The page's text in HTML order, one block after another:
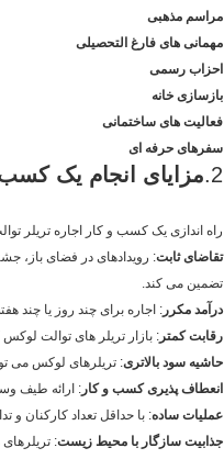
مراسم مذهبی
مهمانی های فارغ التحصیلی
احزاب رسمی
بازسازی خانه
فعالیت های ساختمانی
سفرهای حرفه ای
2. مزایای انجام یک کسب
راه اندازی یک کسب و کار اجاره تریلر
تقاضای ثابت: رویدادهای در فضای باز،
تضمین می کند.
درآمد مکرر : اجاره برای چند روز یا چند
رقابت کمتر : بازار تریلر های توالت
حاشیه سود بالاتری: تریلرهای لوکس می
انعطاف پذیری کسب و کار : ارائه طیف
عملیات ساده: با حداقل تعداد کارکنان
جذابیت سازگار با محیط زیست: